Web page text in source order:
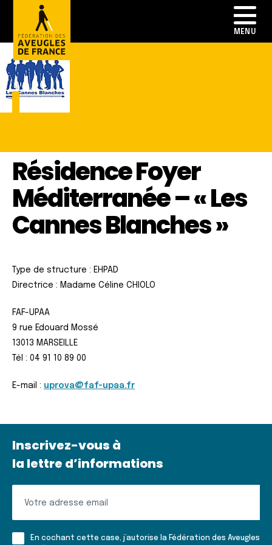
Résidence Foyer
Méditerranée – « Les
Cannes Blanches »
Type de structure : EHPAD
Directrice : Madame Céline CHIOLO
FAF-UPAA
9 rue Edouard Mossé
13013 MARSEILLE
Tél : 04 91 10 89 00
E-mail : uprova@faf-upaa.fr
Inscrivez-vous à
la lettre d’informations
à
En cochant cette case, j’autorise la Fédération des Aveugles